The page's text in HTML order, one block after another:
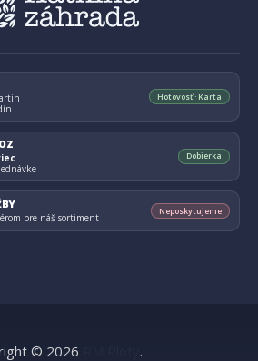
Hotovosť · Karta
Dobierka
pre náš sortiment
Neposkytujeme
© 2026
.